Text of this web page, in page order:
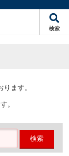
検索
ます。
。
検索